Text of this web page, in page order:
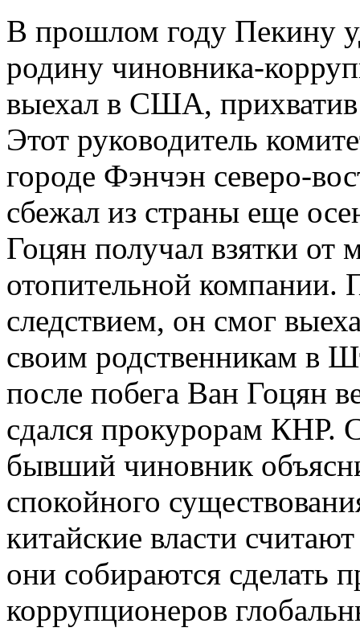
В прошлом году Пекину
родину чиновника-
выехал в США,
Этот руководитель
городе Фэнчэн северо-
сбежал из страны еще
Гоцян получал взятки от
отопительной компании.
следствием, он смог
своим родственникам в
после побега Ван Гоцян
сдался прокурорам КНР.
бывший чиновник
спокойного
китайские власти
они собираются сделать
коррупционеров